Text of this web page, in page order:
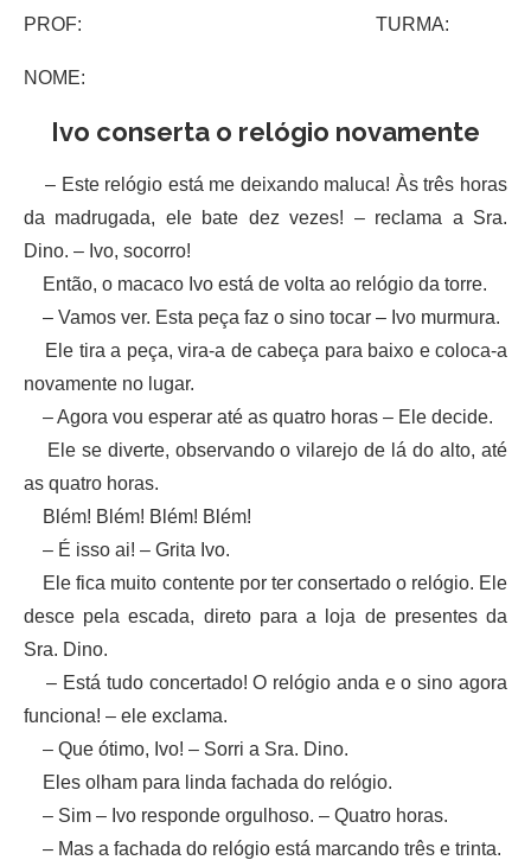
PROF: TURMA:
NOME:
Ivo conserta o relógio novamente
– Este relógio está me deixando maluca! Às três horas
da madrugada, ele bate dez vezes! – reclama a Sra.
Dino. – Ivo, socorro!
Então, o macaco Ivo está de volta ao relógio da torre.
– Vamos ver. Esta peça faz o sino tocar – Ivo murmura.
Ele tira a peça, vira-a de cabeça para baixo e coloca-a
novamente no lugar.
– Agora vou esperar até as quatro horas – Ele decide.
Ele se diverte, observando o vilarejo de lá do alto, até
as quatro horas.
Blém! Blém! Blém! Blém!
– É isso ai! – Grita Ivo.
Ele fica muito contente por ter consertado o relógio. Ele
desce pela escada, direto para a loja de presentes da
Sra. Dino.
– Está tudo concertado! O relógio anda e o sino agora
funciona! – ele exclama.
– Que ótimo, Ivo! – Sorri a Sra. Dino.
Eles olham para linda fachada do relógio.
– Sim – Ivo responde orgulhoso. – Quatro horas.
– Mas a fachada do relógio está marcando três e trinta.